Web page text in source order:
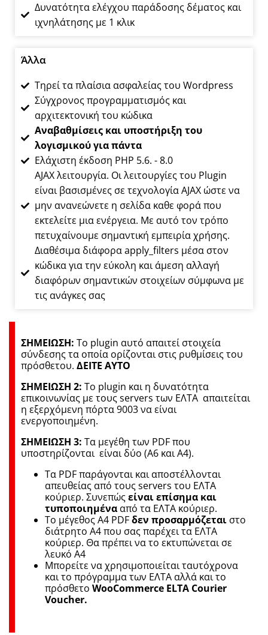
Δυνατότητα ελέγχου παράδοσης δέματος και
ιχνηλάτησης με 1 κλικ
Άλλα
Τηρεί τα πλαίσια ασφαλείας του Wordpress
Σύγχρονος προγραμματισμός και
αρχιτεκτονική του κώδικα
Αναβαθμίσεις και υποστήριξη του
λογισμικού για πάντα
Ελάχιστη έκδοση PHP 5.6. - 8.0
AJAX λειτουργία. Οι λειτουργίες του Plugin
είναι βασισμένες σε τεχνολογία AJAX ώστε να
μην ανανεώνετε η σελίδα καθε φορά που
εκτελείτε μια ενέργεια. Με αυτό τον τρόπο
πετυχαίνουμε σημαντική εμπειρία χρήσης.
Διαθέσιμα διάφορα apply_filters μέσα στον
κώδικα για την εύκολη και άμεση αλλαγή
διαφόρων σημαντικών στοιχείων σύμφωνα με
τις ανάγκες σας
ΣΗΜΕΙΩΣΗ: Το plugin αυτό απαιτεί στοιχεία
σύνδεσης τα οποία ορίζονται στις ρυθμίσεις του
πρόσθετου. ΔΕΙΤΕ ΑΥΤΟ
ΣΗΜΕΙΩΣΗ 2: Το plugin και η δυνατότητα
επικοινωνίας με τους servers των ΕΛΤΑ απαιτείται
η εξερχόμενη πόρτα 9003 να είναι
ενεργοποιημένη.
ΣΗΜΕΙΩΣΗ 3: Τα μεγέθη των PDF που
υποστηρίζονται είναι δύο (Α6 και Α4).
Τα PDF παράγονται και αποστέλλονται
απευθείας από τους servers του ΕΛΤΑ
κούριερ. Συνεπώςείναι επίσημα και
τυποποιημένααπό τα ΕΛΤΑ κούριερ.
Τo μέγεθος Α4 PDFδεν προσαρμόζεται στο
διάτρητο Α4 που σας παρέχει τα ΕΛΤΑ
κούριερ. Θα πρέπει να το εκτυπώνεται σε
λευκό Α4
Μπορείτε να χρησιμοποιείται ταυτόχρονα
και το πρόγραμμα των ΕΛΤΑ αλλά και το
πρόσθετο WooCommerce ELTA Courier
Voucher.